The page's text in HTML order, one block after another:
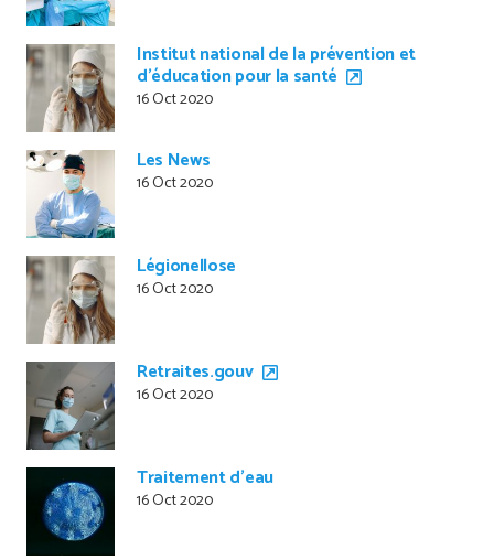
Institut national de la prévention et
d’éducation pour la santé
16 Oct 2020
Les News
16 Oct 2020
Légionellose
16 Oct 2020
Retraites.gouv
16 Oct 2020
Traitement d’eau
16 Oct 2020